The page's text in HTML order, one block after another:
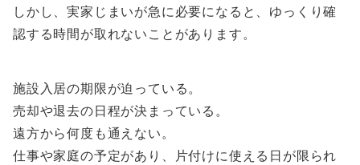
しかし、実家じまいが急に必要になると、ゆっくり確
認する時間が取れないことがあります。
施設入居の期限が迫っている。
売却や退去の日程が決まっている。
遠方から何度も通えない。
仕事や家庭の予定があり、片付けに使える日が限られ